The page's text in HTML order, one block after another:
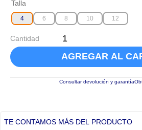
Talla
4 6 8 10 12
Cantidad
AGREGAR AL
Consultar devolución y garantía
TE CONTAMOS MÁS DEL PRODUCTO